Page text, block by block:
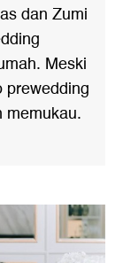
dan Zumi
Meski
prewedding
memukau.